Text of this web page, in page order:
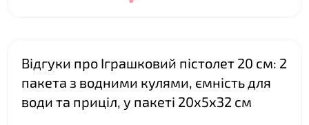
Відгуки про Іграшковий пістолет 20 см: 2
пакета з водними кулями, ємність для
води та приціл, у пакеті 20х5х32 см
❤